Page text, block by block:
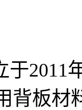
于2011
背板材